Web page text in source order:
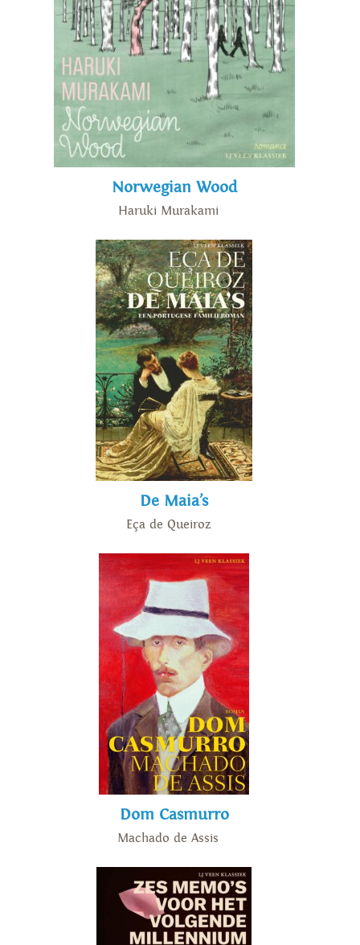
Norwegian Wood
Haruki Murakami
De Maia’s
Eça de Queiroz
Dom Casmurro
Machado de Assis